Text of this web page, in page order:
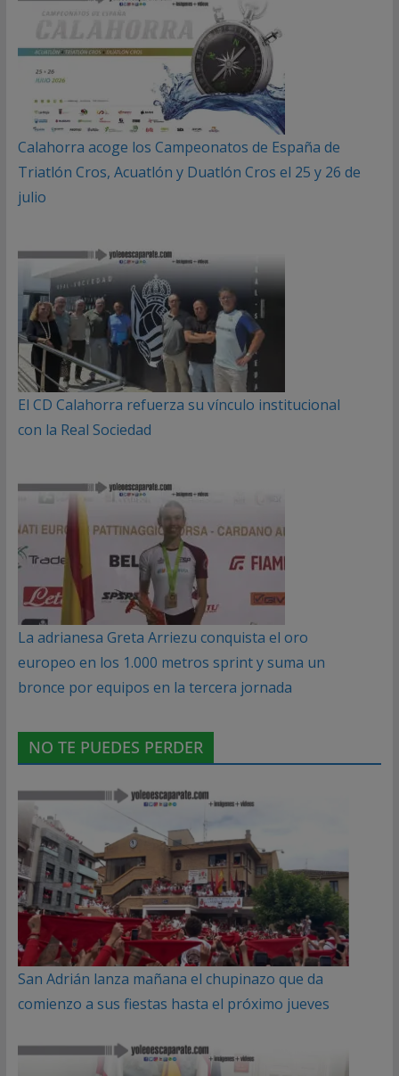
Calahorra acoge los Campeonatos de España de
Triatlón Cros, Acuatlón y Duatlón Cros el 25 y 26 de
julio
El CD Calahorra refuerza su vínculo institucional
con la Real Sociedad
La adrianesa Greta Arriezu conquista el oro
europeo en los 1.000 metros sprint y suma un
bronce por equipos en la tercera jornada
NO TE PUEDES PERDER
San Adrián lanza mañana el chupinazo que da
comienzo a sus fiestas hasta el próximo jueves